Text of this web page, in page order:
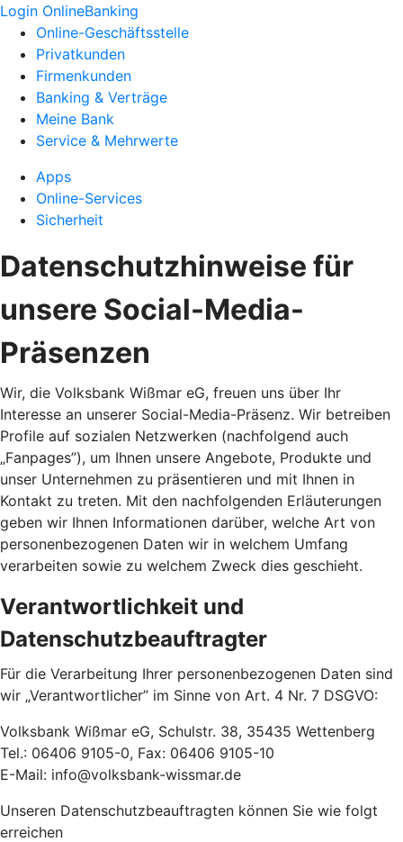
Login OnlineBanking
Online-Geschäftsstelle
Privatkunden
Firmenkunden
Banking & Verträge
Meine Bank
Service & Mehrwerte
Apps
Online-Services
Sicherheit
Datenschutzhinweise für
unsere Social-Media-
Präsenzen
Wir, die Volksbank Wißmar eG, freuen uns über Ihr
Interesse an unserer Social-Media-Präsenz. Wir betreiben
Profile auf sozialen Netzwerken (nachfolgend auch
„Fanpages”), um Ihnen unsere Angebote, Produkte und
unser Unternehmen zu präsentieren und mit Ihnen in
Kontakt zu treten. Mit den nachfolgenden Erläuterungen
geben wir Ihnen Informationen darüber, welche Art von
personenbezogenen Daten wir in welchem Umfang
verarbeiten sowie zu welchem Zweck dies geschieht.
Verantwortlichkeit und
Datenschutzbeauftragter
Für die Verarbeitung Ihrer personenbezogenen Daten sind
wir „Verantwortlicher” im Sinne von Art. 4 Nr. 7 DSGVO:
Volksbank Wißmar eG, Schulstr. 38, 35435 Wettenberg
Tel.: 06406 9105-0, Fax: 06406 9105-10
E-Mail: info@volksbank-wissmar.de
Unseren Datenschutzbeauftragten können Sie wie folgt
erreichen